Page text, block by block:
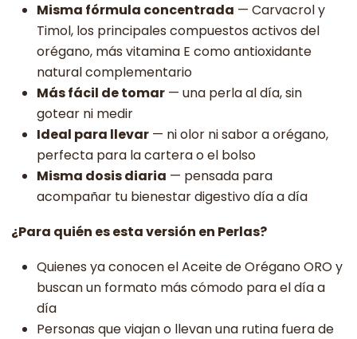
Misma fórmula concentrada — Carvacrol y
Timol, los principales compuestos activos del
orégano, más vitamina E como antioxidante
natural complementario
Más fácil de tomar— una perla al día, sin
gotear ni medir
Ideal para llevar— ni olor ni sabor a orégano,
perfecta para la cartera o el bolso
Misma dosis diaria — pensada para
acompañar tu bienestar digestivo día a día
¿Para quién es esta versión en Perlas?
Quienes ya conocen el Aceite de Orégano ORO y
buscan un formato más cómodo para el día a
día
Personas que viajan o llevan una rutina fuera de